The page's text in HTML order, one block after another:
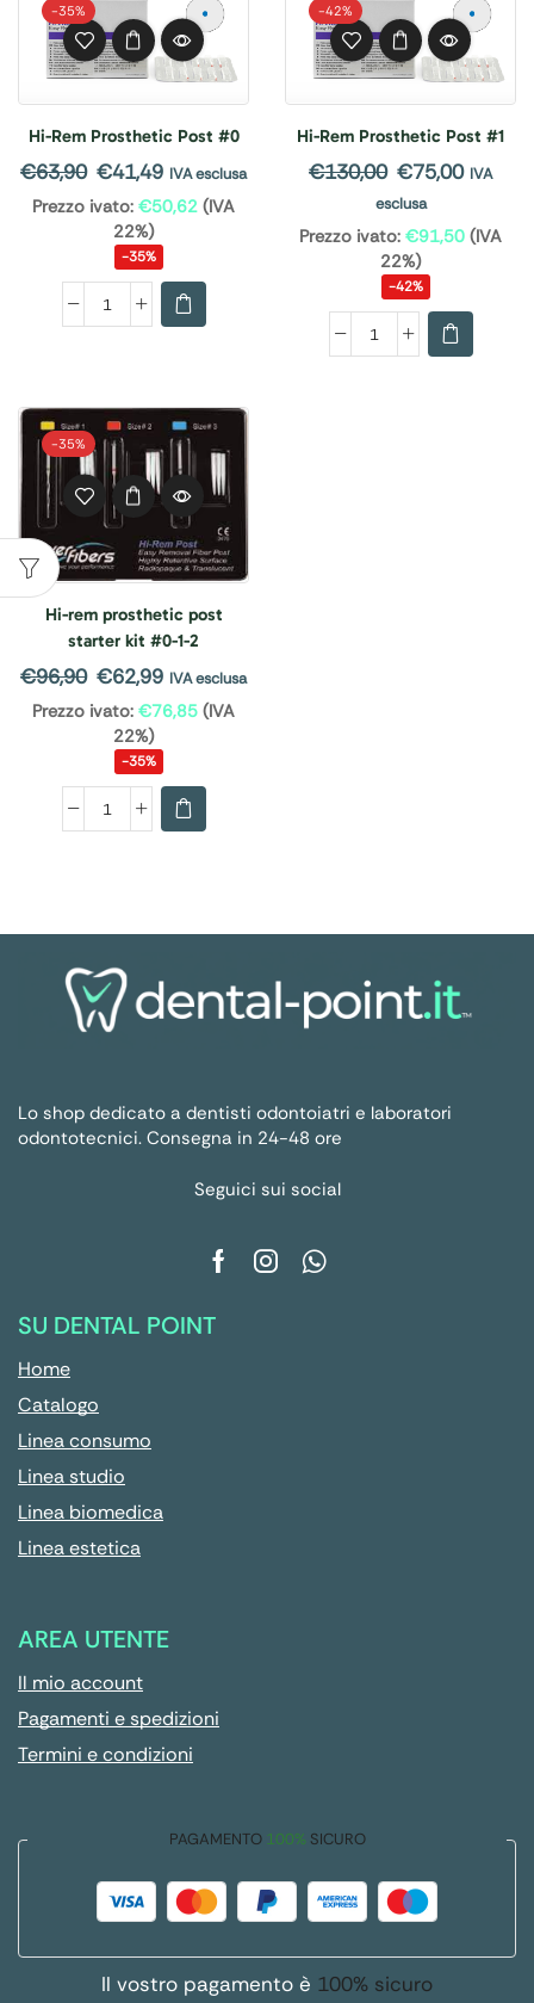
-35%
Hi-Rem Prosthetic Post #0
€63,90 €41,49 IVA esclusa
Prezzo ivato: €50,62 (IVA
22%)
-35%
-42%
Hi-Rem Prosthetic Post #1
€130,00 €75,00 IVA
esclusa
Prezzo ivato: €91,50 (IVA
22%)
-42%
-35%
Hi-rem prosthetic post
starter kit #0-1-2
€96,90 €62,99 IVA esclusa
Prezzo ivato: €76,85 (IVA
22%)
-35%
Lo shop dedicato a dentisti odontoiatri e laboratori
odontotecnici. Consegna in 24-48 ore
Seguici sui social
SU DENTAL POINT
Home
Catalogo
Linea consumo
Linea studio
Linea biomedica
Linea estetica
AREA UTENTE
Il mio account
Pagamenti e spedizioni
Termini e condizioni
PAGAMENTO 100% SICURO
Il vostro pagamento è 100% sicuro